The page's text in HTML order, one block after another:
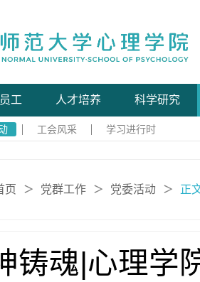
工 人才培养 科学研究
工会风采 学习进行时
页 ＞ 党群工作 ＞ 党委活动 ＞ 正
铸魂|心理学